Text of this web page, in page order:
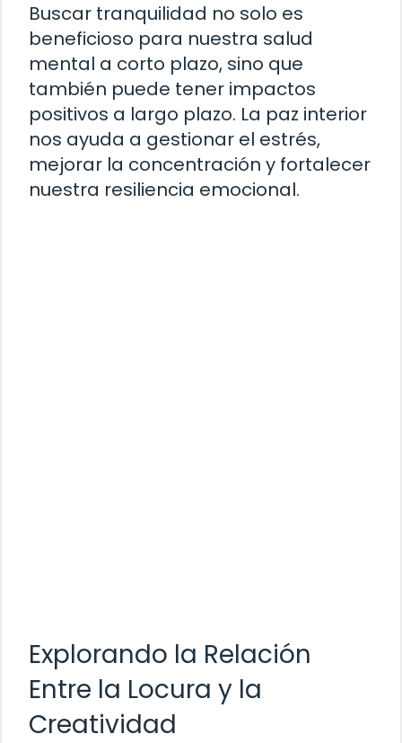
Buscar tranquilidad no solo es
beneficioso para nuestra salud
mental a corto plazo, sino que
también puede tener impactos
positivos a largo plazo. La paz interior
nos ayuda a gestionar el estrés,
mejorar la concentración y fortalecer
nuestra resiliencia emocional.
Explorando la Relación
Entre la Locura y la
Creatividad